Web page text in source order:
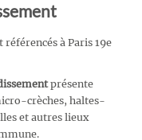
référencés à Paris 19e
présente
crèches, haltes-
et autres lieux